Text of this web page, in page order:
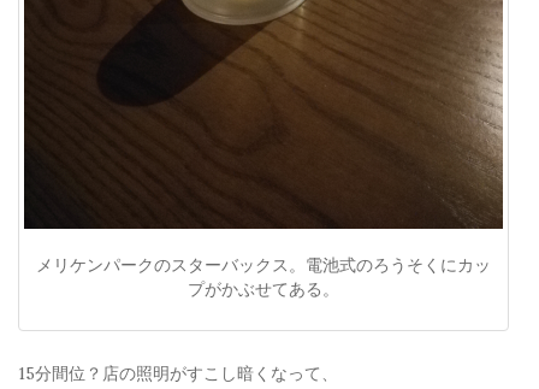
メリケンパークのスターバックス。電池式のろうそくにカッ
プがかぶせてある。
15分間位？店の照明がすこし暗くなって、